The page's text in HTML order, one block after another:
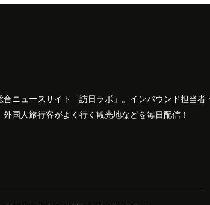
ニュースサイト「訪日ラボ」。インバウンド担当
国人旅行客がよく行く観光地などを毎日配信！